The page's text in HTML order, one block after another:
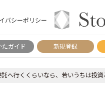
バシーポリシー
たガイド 新規登録
へ行くくらいなら、若いうちは投